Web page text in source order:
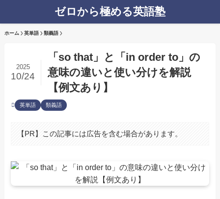
ゼロから極める英語塾
ホーム 英単語 類義語
「so that」と「in order to」の
意味の違いと使い分けを解説
【例文あり】
2025
10/24
英単語 類義語
【PR】この記事には広告を含む場合があります。